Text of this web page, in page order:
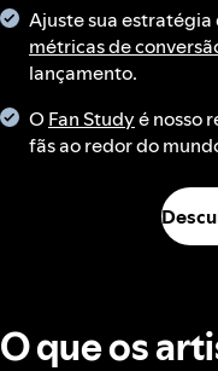
Ajuste sua
métricas de
lançamento.
OFan Studyé nosso
fãs ao redor do
O que os